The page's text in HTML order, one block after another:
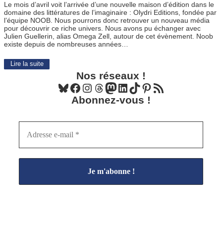
Le mois d’avril voit l’arrivée d’une nouvelle maison d’édition dans le
domaine des littératures de l’imaginaire : Olydri Editions, fondée par
l’équipe NOOB. Nous pourrons donc retrouver un nouveau média
pour découvrir ce riche univers. Nous avons pu échanger avec
Julien Guellerin, alias Omega Zell, autour de cet évènement. Noob
existe depuis de nombreuses années…
Lire la suite
Nos réseaux !
Bluesky Facebook Instagram Threads Mastodon LinkedIn TikTok Pinterest Flux RSS
Abonnez-vous !